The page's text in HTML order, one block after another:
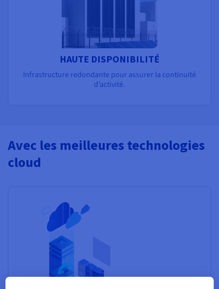
HAUTE DISPONIBILITÉ
Infrastructure redondante pour assurer la continuité
d’activité.
Avec les meilleures technologies
cloud